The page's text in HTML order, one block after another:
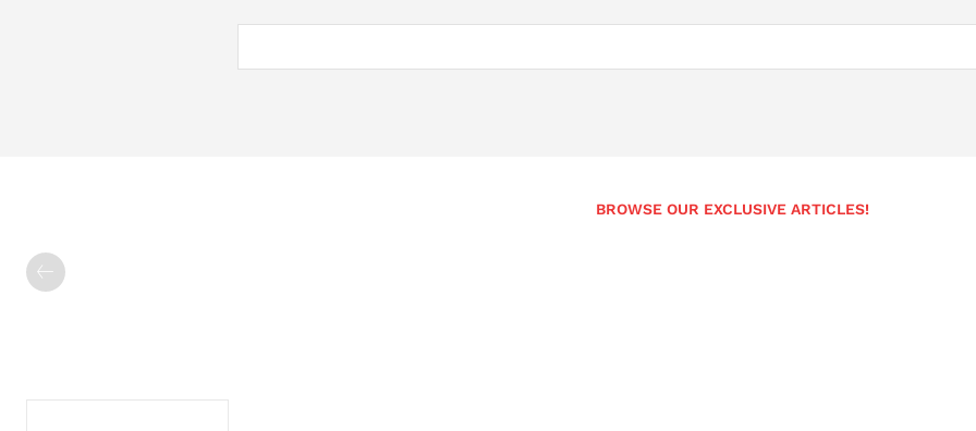
BROWSE OUR EXCLUSIVE ARTICLES!